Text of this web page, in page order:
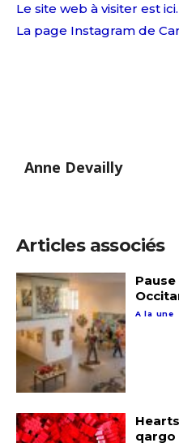
Le site web à visiter est ici.
La page Instagram de
Anne Devailly
Articles associés
A la une
qargo